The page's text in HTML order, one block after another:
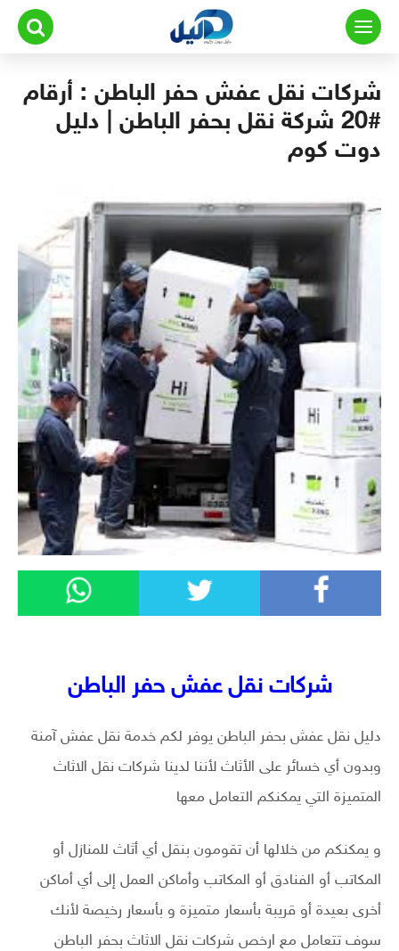
التجاوز
المحتوى
شركات نقل عفش حفر الباطن : أرقام
#20 شركة نقل بحفر الباطن | دليل
دوت كوم
شركات نقل عفش حفر الباطن
دليل نقل عفش بحفر الباطن يوفر لكم خدمة نقل عفش آمنة
وبدون أي خسائر على الأثاث لأننا لدينا شركات نقل الاثاث
المتميزة التي يمكنكم التعامل معها
و يمكنكم من خلالها أن تقومون بنقل أي أثاث للمنازل أو
المكاتب أو الفنادق أو المكاتب وأماكن العمل إلى أي أماكن
أخرى بعيدة أو قريبة بأسعار متميزة و بأسعار رخيصة لأنك
سوف تتعامل مع ارخص شركات نقل الاثاث بحفر الباطن